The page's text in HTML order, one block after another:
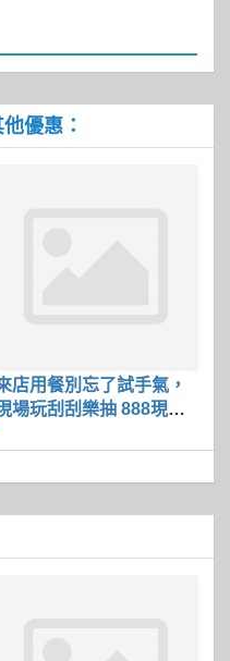
優惠：
店用餐別忘了試手氣，
場玩刮刮樂抽 888現金